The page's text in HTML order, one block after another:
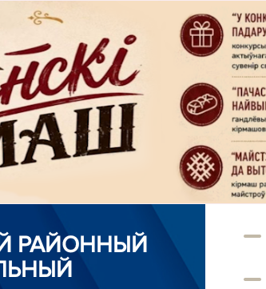
РАЙОННЫЙ